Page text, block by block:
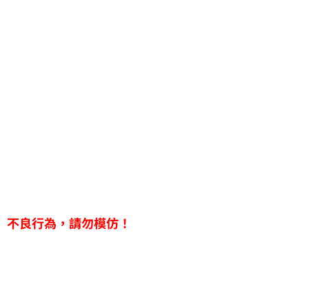
不良行為，請勿模仿！